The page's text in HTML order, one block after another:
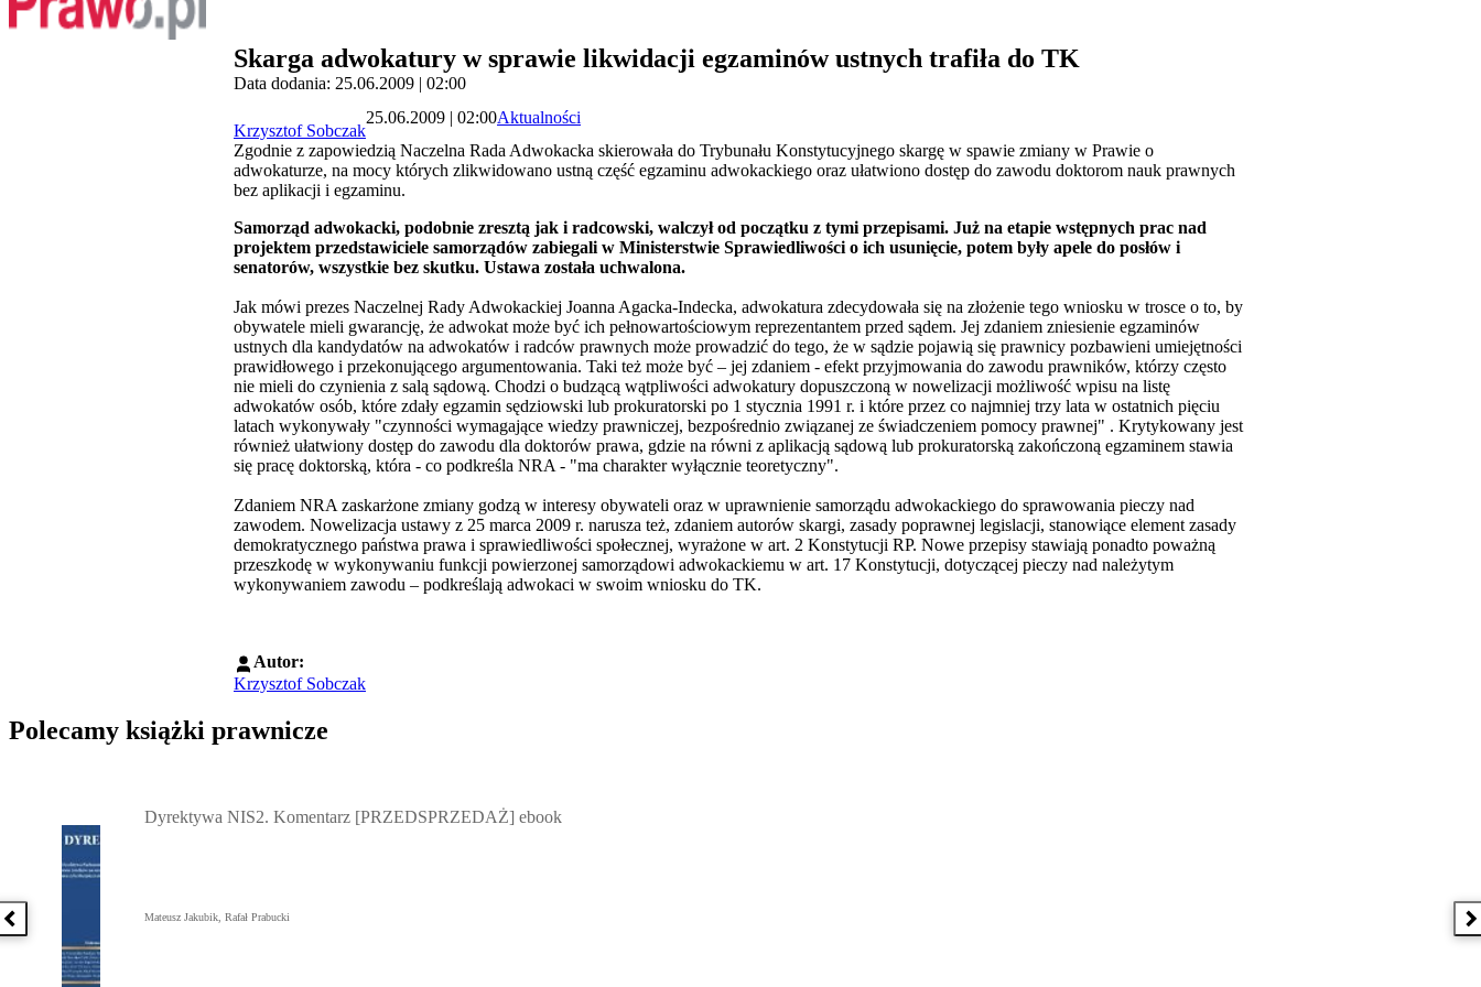
Skarga adwokatury w sprawie likwidacji egzaminów ustnych trafiła do TK
Data dodania: 25.06.2009 | 02:00
Krzysztof Sobczak
25.06.2009 | 02:00Aktualności
Zgodnie z zapowiedzią Naczelna Rada Adwokacka skierowała do Trybunału Konstytucyjnego skargę w spawie zmiany w Prawie o
adwokaturze, na mocy których zlikwidowano ustną część egzaminu adwokackiego oraz ułatwiono dostęp do zawodu doktorom nauk prawnych
bez aplikacji i egzaminu.
Samorząd adwokacki, podobnie zresztą jak i radcowski, walczył od początku z tymi przepisami. Już na etapie wstępnych prac nad
projektem przedstawiciele samorządów zabiegali w Ministerstwie Sprawiedliwości o ich usunięcie, potem były apele do posłów i
senatorów, wszystkie bez skutku. Ustawa została uchwalona.
Jak mówi prezes Naczelnej Rady Adwokackiej Joanna Agacka-Indecka, adwokatura zdecydowała się na złożenie tego wniosku w trosce o to, by
obywatele mieli gwarancję, że adwokat może być ich pełnowartościowym reprezentantem przed sądem. Jej zdaniem zniesienie egzaminów
ustnych dla kandydatów na adwokatów i radców prawnych może prowadzić do tego, że w sądzie pojawią się prawnicy pozbawieni umiejętności
prawidłowego i przekonującego argumentowania. Taki też może być – jej zdaniem - efekt przyjmowania do zawodu prawników, którzy często
nie mieli do czynienia z salą sądową. Chodzi o budzącą wątpliwości adwokatury dopuszczoną w nowelizacji możliwość wpisu na listę
adwokatów osób, które zdały egzamin sędziowski lub prokuratorski po 1 stycznia 1991 r. i które przez co najmniej trzy lata w ostatnich pięciu
latach wykonywały "czynności wymagające wiedzy prawniczej, bezpośrednio związanej ze świadczeniem pomocy prawnej" . Krytykowany jest
również ułatwiony dostęp do zawodu dla doktorów prawa, gdzie na równi z aplikacją sądową lub prokuratorską zakończoną egzaminem stawia
się pracę doktorską, która - co podkreśla NRA - "ma charakter wyłącznie teoretyczny".
Zdaniem NRA zaskarżone zmiany godzą w interesy obywateli oraz w uprawnienie samorządu adwokackiego do sprawowania pieczy nad
zawodem. Nowelizacja ustawy z 25 marca 2009 r. narusza też, zdaniem autorów skargi, zasady poprawnej legislacji, stanowiące element zasady
demokratycznego państwa prawa i sprawiedliwości społecznej, wyrażone w art. 2 Konstytucji RP. Nowe przepisy stawiają ponadto poważną
przeszkodę w wykonywaniu funkcji powierzonej samorządowi adwokackiemu w art. 17 Konstytucji, dotyczącej pieczy nad należytym
wykonywaniem zawodu – podkreślają adwokaci w swoim wniosku do TK.
Autor:
Krzysztof Sobczak
Polecamy książki prawnicze
Poprzednia książka
Dyrektywa NIS2. Komentarz [PRZEDSPRZEDAŻ] ebook
Mateusz Jakubik, Rafał Prabucki